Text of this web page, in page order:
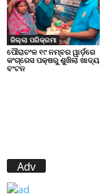
ଜିଲ୍ଲା ପରିକ୍ରମା
ପୌରାଚଂଳ ୧୯ ନମ୍ବର ୱାର୍ଡ଼ରେ
କଂଗ୍ରେସ ପକ୍ଷରୁ ଶୁଖିଲା ଖାଦ୍ୟ
ବଂଟନ
Adv